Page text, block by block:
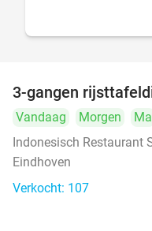
3-gangen
Vandaag Morgen Ma
Indonesisch Restaurant
Eindhoven
Verkocht: 107